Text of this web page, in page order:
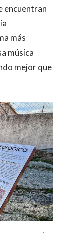
encuentran
más
música
mejor que